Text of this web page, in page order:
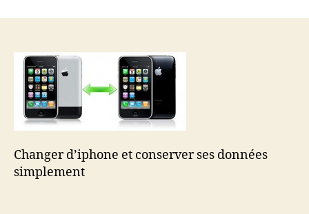
Changer d’iphone et conserver ses données
simplement